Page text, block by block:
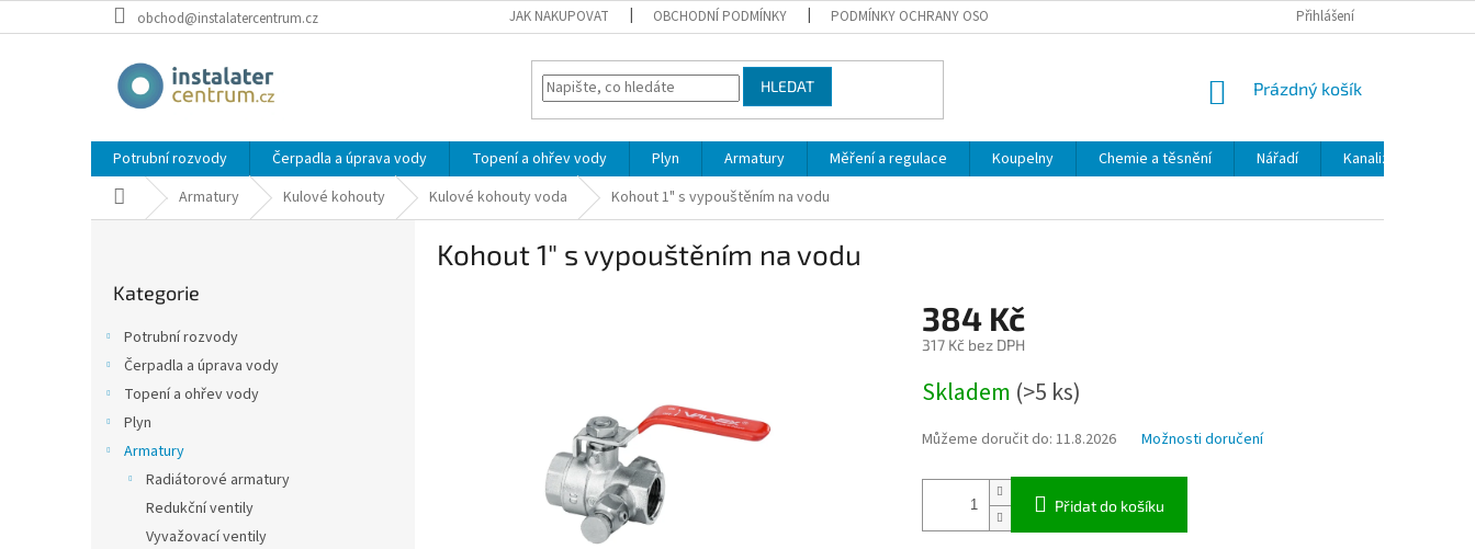
na
obchod@instalatercentrum.cz JAK NAKUPOVAT OBCHODNÍ PODMÍNKY PODMÍNKY OCHRANY OSOBNÍCH ÚDAJŮ MOJE OBJEDNÁVKA
Přihlášení
HLEDAT
NÁKUPNÍ
Prázdný košík
Potrubní rozvody Čerpadla a úprava vody Topení a ohřev vody Plyn Armatury Měření a regulace Koupelny Chemie a těsnění Nářadí Kanalizace
Domů Armatury Kulové kohouty Kulové kohouty voda Kohout 1" s vypouštěním na vodu
kategorie
Kategorie
Potrubní rozvody
Čerpadla a úprava vody
Topení a ohřev vody
Plyn
Armatury
Radiátorové armatury
Redukční ventily
Vyvažovací ventily
Kohout 1" s vypouštěním na vodu
384 Kč
317 Kč bez DPH
cena:
Skladem (>5 ks)
Můžeme doručit do: 11.8.2026 Možnosti doručení
Přidat do košíku